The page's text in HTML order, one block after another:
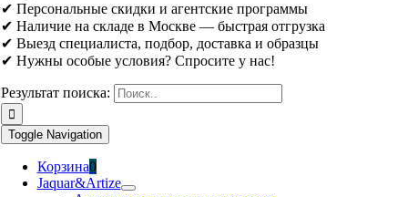
✔ Персональные скидки и агентские программы
✔ Наличие на складе в Москве — быстрая отгрузка
✔ Выезд специалиста, подбор, доставка и образцы
✔ Нужны особые условия? Спросите у нас!
Результат поиска:
Toggle Navigation
Корзина0
Jaquar&Artize